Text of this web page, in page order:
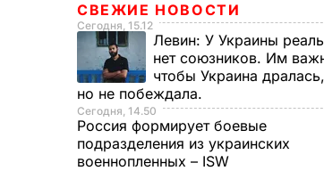
СВЕЖИЕ НОВОСТИ
Сегодня, 15.12
Левин: У Украины
нет союзников. Им
чтобы Украина дралась,
но не побеждала.
Сегодня, 14.50
Россия формирует боевые
подразделения из украинских
военнопленных – ISW